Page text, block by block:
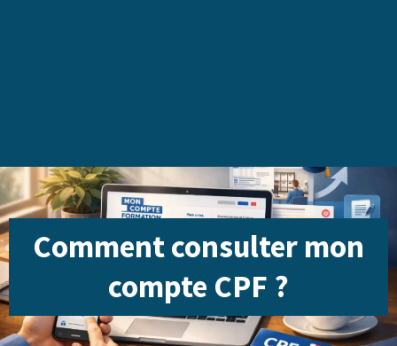
Comment consulter mon
compte CPF ?